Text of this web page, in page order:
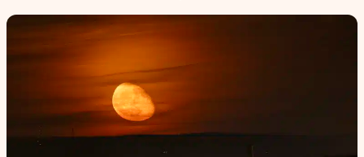
Akcijų rinka
Kriptovaliutos
Migracija
Indėliai